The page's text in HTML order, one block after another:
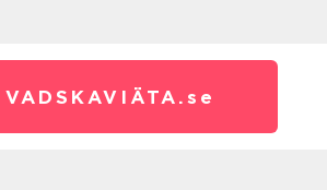
VADSKAVIÄTA. se